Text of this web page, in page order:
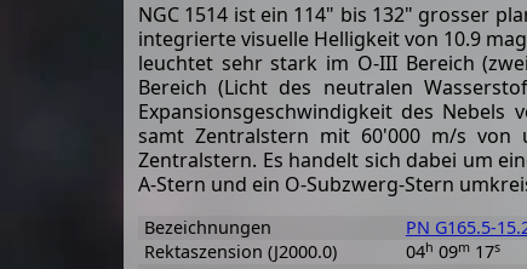
NGC 1514 ist ein 114" bis 132" grosser
integrierte visuelle Helligkeit von 10.9
leuchtet sehr stark im O-III Bereich
Bereich (Licht des neutralen
Expansionsgeschwindigkeit des
samt Zentralstern mit 60'000 m/s von
Zentralstern. Es handelt sich dabei um
A-Stern und ein O-Subzwerg-Stern
Bezeichnungen PN G165.5-
Rektaszension (J2000.0)
04h 09m17s